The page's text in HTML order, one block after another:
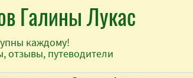
Галины Лукас
каждому!
отзывы, путеводители